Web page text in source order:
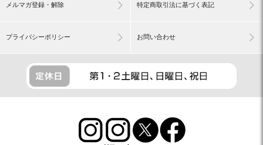
メルマガ登録・解除 特定商取引法に基づく表記
プライバシーポリシー お問い合わせ